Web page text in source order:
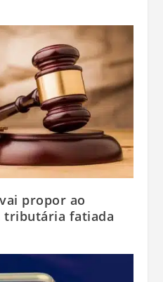
propor ao
tributária fatiada